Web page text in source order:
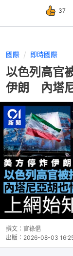
37
國際 即時國際
以色列高官
伊朗 內塔
撰文： 官祿倡
出版： 2026-08-03